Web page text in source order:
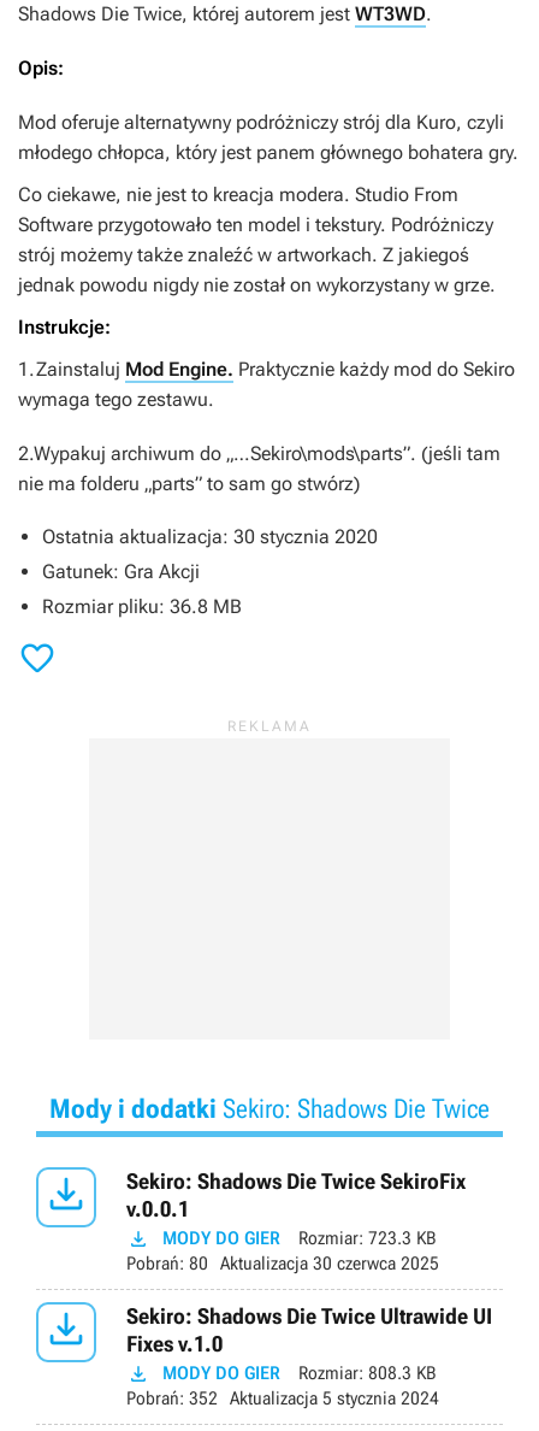
Shadows Die Twice, której autorem jest WT3WD.
Opis:
Mod oferuje alternatywny podróżniczy strój dla Kuro, czyli
młodego chłopca, który jest panem głównego bohatera gry.
Co ciekawe, nie jest to kreacja modera. Studio From
Software przygotowało ten model i tekstury. Podróżniczy
strój możemy także znaleźć w artworkach. Z jakiegoś
jednak powodu nigdy nie został on wykorzystany w grze.
Instrukcje:
1.Zainstaluj Mod Engine. Praktycznie każdy mod do Sekiro
wymaga tego zestawu.
2.Wypakuj archiwum do „…Sekiro\mods\parts”. (jeśli tam
nie ma folderu „parts” to sam go stwórz)
Ostatnia aktualizacja: 30 stycznia 2020
Gatunek: Gra Akcji
Rozmiar pliku: 36.8 MB

Mody i dodatki Sekiro: Shadows Die Twice

Sekiro: Shadows Die Twice SekiroFix
v.0.0.1
 MODY DO GIER Rozmiar: 723.3 KB
Pobrań: 80 Aktualizacja 30 czerwca 2025

Sekiro: Shadows Die Twice Ultrawide UI
Fixes v.1.0
 MODY DO GIER Rozmiar: 808.3 KB
Pobrań: 352 Aktualizacja 5 stycznia 2024